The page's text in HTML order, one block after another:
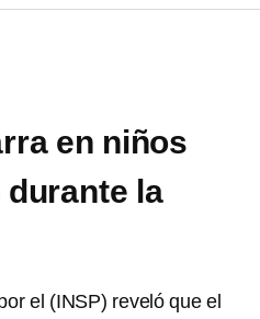
en niños
durante la
el (INSP) reveló que el